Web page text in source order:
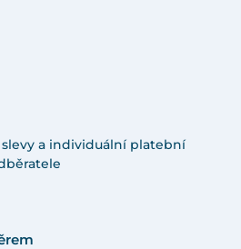
a individuální platební